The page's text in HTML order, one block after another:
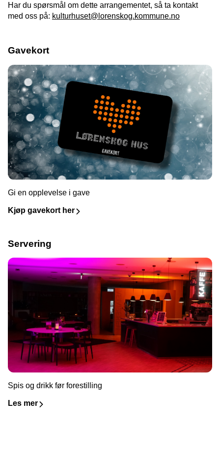
Har du spørsmål om dette arrangementet, så ta kontakt
med oss på: kulturhuset@lorenskog.kommune.no
Gavekort
Gi en opplevelse i gave
Kjøp gavekort her
Servering
Spis og drikk før forestilling
Les mer